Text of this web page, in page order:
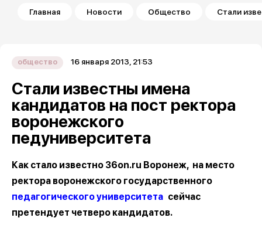
Строка навигации
Главная Новости Общество Стали
общество 16 января 2013, 21:53
Стали известны имена
кандидатов на пост ректора
воронежского
педуниверситета
Как стало известно 36on.ru Воронеж, на место
ректора воронежского государственного
педагогического университета сейчас
претендует четверо кандидатов.